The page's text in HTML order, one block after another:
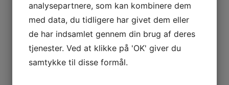
Stativer
Blayman
Hercules
König & Meyer
Wood Wind Design
Humidifier
Remme
analysepartnere, som kan kombinere dem
med data, du tidligere har givet dem eller
de har indsamlet gennem din brug af deres
tjenester. Ved at klikke på 'OK' giver du
samtykke til disse formål.